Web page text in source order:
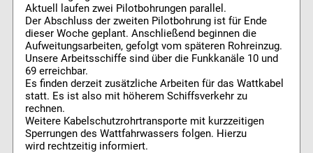
Aktuell laufen zwei Pilotbohrungen parallel.
Der Abschluss der zweiten Pilotbohrung ist für Ende
dieser Woche geplant. Anschließend beginnen die
Aufweitungsarbeiten, gefolgt vom späteren Rohreinzug.
Unsere Arbeitsschiffe sind über die Funkkanäle 10 und
69 erreichbar.
Es finden derzeit zusätzliche Arbeiten für das Wattkabel
statt. Es ist also mit höherem Schiffsverkehr zu
rechnen.
Weitere Kabelschutzrohrtransporte mit kurzzeitigen
Sperrungen des Wattfahrwassers folgen. Hierzu
wird rechtzeitig informiert.